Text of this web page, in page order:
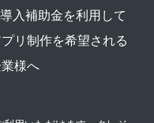
導入補助金を利用して
リ制作を希望される
様へ